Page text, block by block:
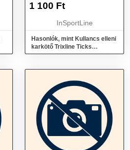
1 100 Ft
InSportLine
Hasonlók, mint Kullancs elleni
karkötő Trixline Ticks
rózsaszín